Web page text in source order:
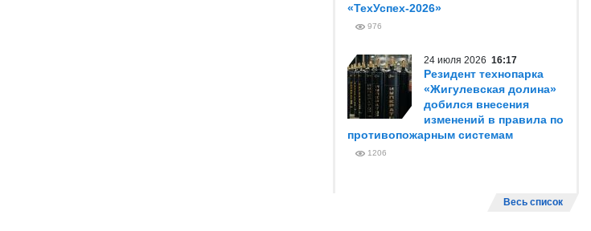
«ТехУспех-2026»
976
24 июля 2026 16:17
Резидент технопарка
«Жигулевская долина»
добился внесения
изменений в правила по
противопожарным системам
1206
Весь список